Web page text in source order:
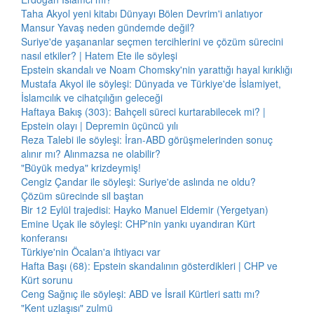
Taha Akyol yeni kitabı Dünyayı Bölen Devrim'i anlatıyor
Mansur Yavaş neden gündemde değil?
Suriye'de yaşananlar seçmen tercihlerini ve çözüm sürecini
nasıl etkiler? | Hatem Ete ile söyleşi
Epstein skandalı ve Noam Chomsky'nin yarattığı hayal kırıklığı
Mustafa Akyol ile söyleşi: Dünyada ve Türkiye'de İslamiyet,
İslamcılık ve cihatçılığın geleceği
Haftaya Bakış (303): Bahçeli süreci kurtarabilecek mi? |
Epstein olayı | Depremin üçüncü yılı
Reza Talebi ile söyleşi: İran-ABD görüşmelerinden sonuç
alınır mı? Alınmazsa ne olabilir?
"Büyük medya" krizdeymiş!
Cengiz Çandar ile söyleşi: Suriye'de aslında ne oldu?
Çözüm sürecinde sil baştan
Bir 12 Eylül trajedisi: Hayko Manuel Eldemir (Yergetyan)
Emine Uçak ile söyleşi: CHP'nin yankı uyandıran Kürt
konferansı
Türkiye'nin Öcalan'a ihtiyacı var
Hafta Başı (68): Epstein skandalının gösterdikleri | CHP ve
Kürt sorunu
Ceng Sağnıç ile söyleşi: ABD ve İsrail Kürtleri sattı mı?
"Kent uzlaşısı" zulmü